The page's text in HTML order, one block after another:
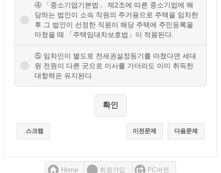
④ 「중소기업기본법」 제2조에 따른 중소기업에 해
당하는 법인이 소속 직원의 주거용으로 주택을 임차한
후 그 법인이 선정한 직원이 해당 주택에 주민등록을
마쳤을 때 「주택임대차보호법」이 적용된다.
⑤ 임차인이 별도로 전세권설정등기를 마쳤다면 세대
원 전원이 다른 곳으로 이사를 가더라도 이미 취득한
대항력은 유지된다.
스크랩 다음문제
이전문제
Home 회원가입 PC버전